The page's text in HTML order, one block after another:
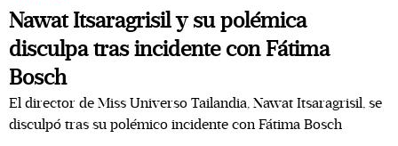
Nawat Itsaragrisil y su polémica
disculpa tras incidente con Fátima
Bosch
El director de Miss Universo Tailandia, Nawat Itsaragrisil, se
disculpó tras su polémico incidente con Fátima Bosch